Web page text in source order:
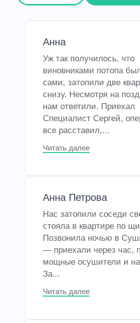
Анна
Уж так получилось, что
виновниками потопа
сами, затопили две
снизу. Несмотря на
нам ответили. Приехал
Специалист Сергей,
все расставил,...
Читать далее
Анна Петрова
Нас затопили соседи
стояла в квартире по
Позвонила ночью в
— приехали через час,
мощные осушители и
За...
Читать далее